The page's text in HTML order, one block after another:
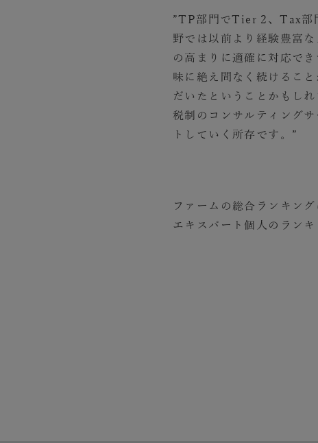
”TP部門でTier 2、Tax部
野では以前より経験豊富
の高まりに適確に対応で
味に絶え間なく続けるこ
だいたということかもし
税制のコンサルティング
トしていく所存です。”
ファームの総合ランキング
エキスパート個人のランキ